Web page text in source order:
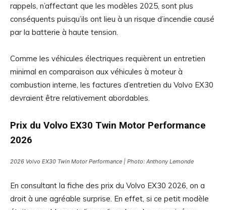
rappels, n’affectant que les modèles 2025, sont plus
conséquents puisqu’ils ont lieu à un risque d’incendie causé
par la batterie à haute tension.
Comme les véhicules électriques requièrent un entretien
minimal en comparaison aux véhicules à moteur à
combustion interne, les factures d’entretien du Volvo EX30
devraient être relativement abordables.
Prix du Volvo EX30 Twin Motor Performance
2026
2026 Volvo EX30 Twin Motor Performance | Photo: Anthony Lemonde
En consultant la fiche des prix du Volvo EX30 2026, on a
droit à une agréable surprise. En effet, si ce petit modèle